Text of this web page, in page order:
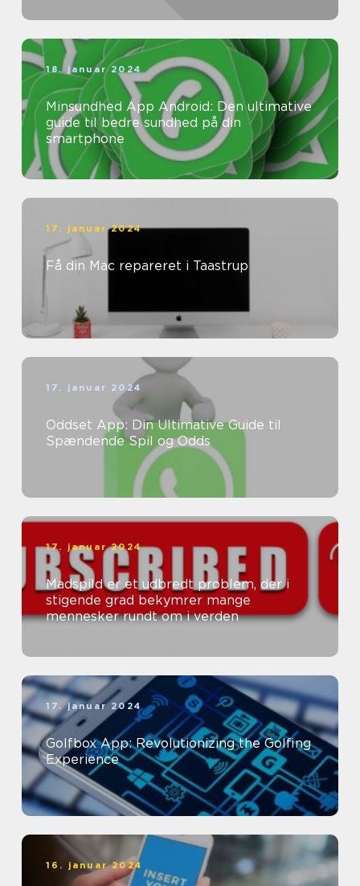
18. januar 2024
Minsundhed App Android: Den ultimative
guide til bedre sundhed på din
smartphone
17. januar 2024
Få din Mac repareret i Taastrup
17. januar 2024
Oddset App: Din Ultimative Guide til
Spændende Spil og Odds
17. januar 2024
Madspild er et udbredt problem, der i
stigende grad bekymrer mange
mennesker rundt om i verden
17. januar 2024
Golfbox App: Revolutionizing the Golfing
Experience
16. januar 2024